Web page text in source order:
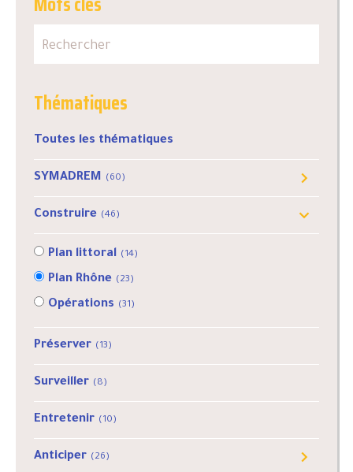
Thématiques
Toutes les thématiques
SYMADREM (60)
Comité syndical
Partenariats (6)
Construire (46)
Plan littoral (14)
Plan Rhône (23)
Opérations (31)
Préserver (13)
Surveiller (8)
Entretenir (10)
Anticiper (26)